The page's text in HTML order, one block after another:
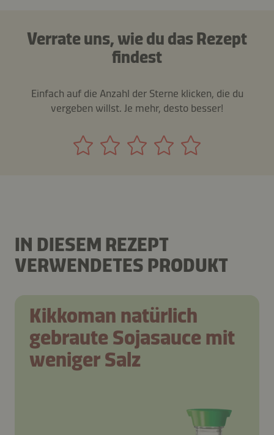
Verrate uns, wie du das Rezept
findest
Einfach auf die Anzahl der Sterne klicken, die du
vergeben willst. Je mehr, desto besser!
IN DIESEM REZEPT
VERWENDETES PRODUKT
Kikkoman natürlich
gebraute Sojasauce mit
weniger Salz